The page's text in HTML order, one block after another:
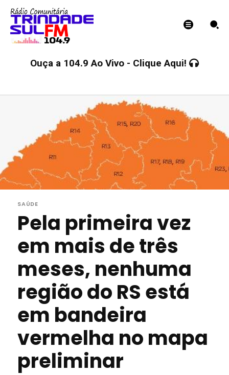
Ouça a 104.9 Ao Vivo - Clique Aqui!
SAÚDE
Pela primeira vez
em mais de três
meses, nenhuma
região do RS está
em bandeira
vermelha no mapa
preliminar